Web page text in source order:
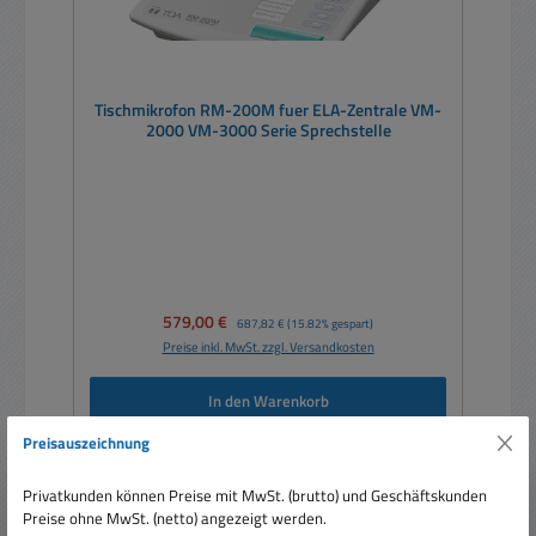
Tischmikrofon RM-200M fuer ELA-Zentrale VM-
2000 VM-3000 Serie Sprechstelle
Verkaufspreis:
579,00 € Regulärer Preis:
687,82 € (15.82% gespart)
Preise inkl. MwSt. zzgl. Versandkosten
In den Warenkorb
Preisauszeichnung
Privatkunden können Preise mit MwSt. (brutto) und Geschäftskunden
Preise ohne MwSt. (netto) angezeigt werden.